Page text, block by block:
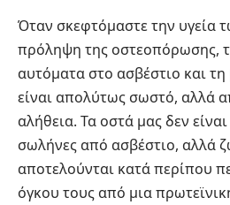
Όταν σκεφτόμαστε την υγεία
πρόληψη της οστεοπόρωσης,
αυτόματα στο ασβέστιο και τη
είναι απολύτως σωστό, αλλά
αλήθεια. Τα οστά μας δεν
σωλήνες από ασβέστιο, αλλά
αποτελούνται κατά περίπου
όγκου τους από μια